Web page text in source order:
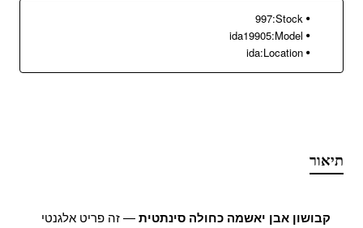
Stock:
997
Model:
ida19905
Location:
ida
תיאור
קבושון אבן יאשמה כחולה סינתטית— זה פריט אלגנטי